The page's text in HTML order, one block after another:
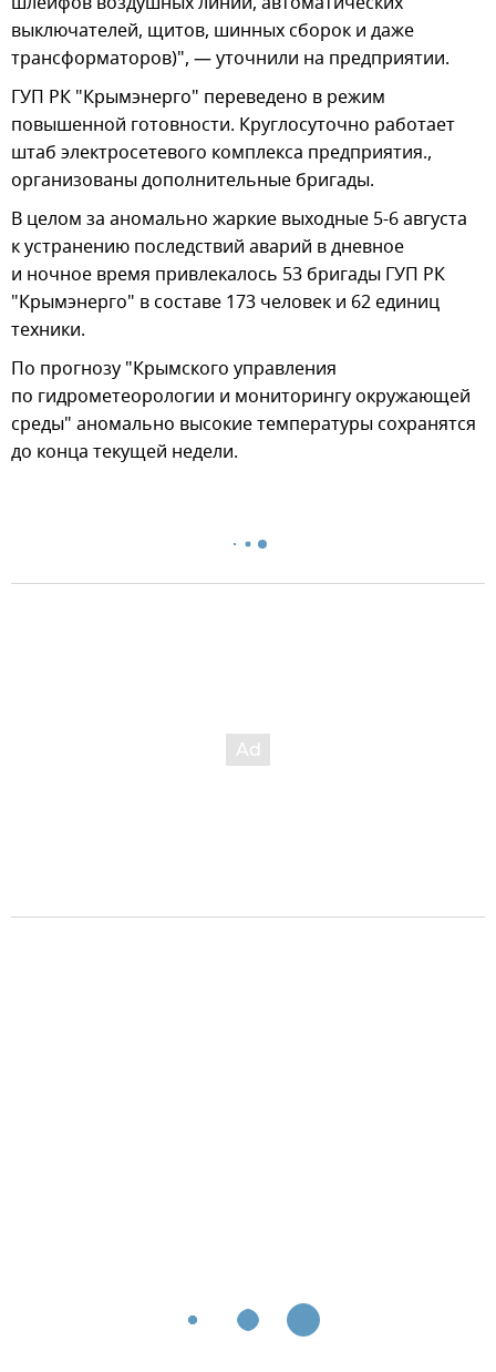
выключателей, щитов, шинных сборок и даже
трансформаторов)", — уточнили на предприятии.
ГУП РК "Крымэнерго" переведено в режим
повышенной готовности. Круглосуточно работает
штаб электросетевого комплекса предприятия.,
организованы дополнительные бригады.
В целом за аномально жаркие выходные 5-6 августа
к устранению последствий аварий в дневное
и ночное время привлекалось 53 бригады ГУП РК
"Крымэнерго" в составе 173 человек и 62 единиц
техники.
По прогнозу "Крымского управления
по гидрометеорологии и мониторингу окружающей
среды" аномально высокие температуры сохранятся
до конца текущей недели.